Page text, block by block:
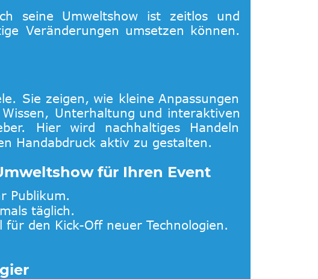
seine Umweltshow ist zeitlos
und
Veränderungen umsetzen können.
Sie zeigen, wie kleine Anpassungen
Wissen, Unterhaltung und interaktiven
Hier wird nachhaltiges
Handeln
Handabdruck aktiv zu gestalten.
für Ihren Event
Publikum.
täglich.
den Kick-Off neuer Technologien.